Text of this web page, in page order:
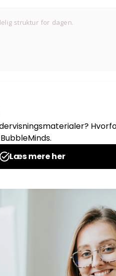
struktur for dagen.
Jeg træner den lille